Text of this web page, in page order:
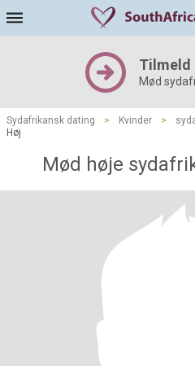
Tilmeld
Mød
Sydafrikansk dating > Kvinder >
Høj
Mød høje